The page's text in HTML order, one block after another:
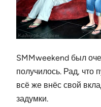
SMMweekend был
получилось. Рад, что
всё же внёс свой
задумки.